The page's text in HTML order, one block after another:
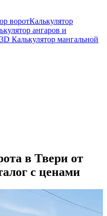
воротКалькулятор
ангаров и
3D Калькулятор мангальной
в Твери от
с ценами